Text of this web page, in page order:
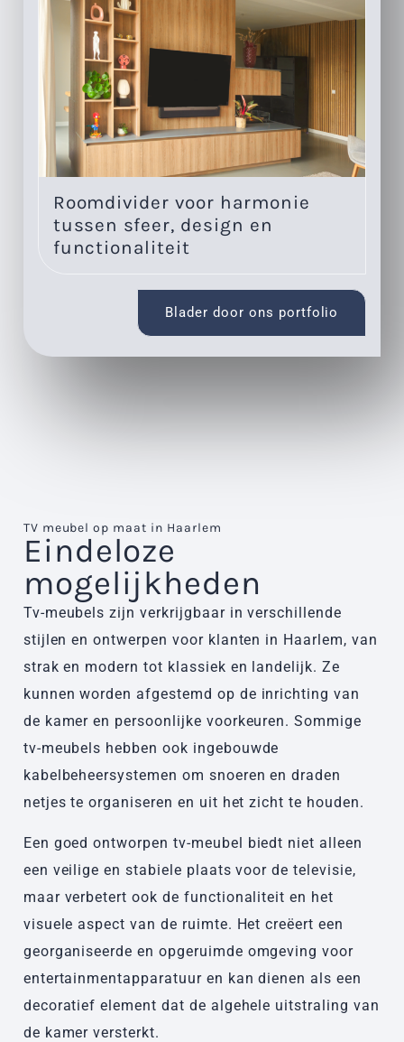
Roomdivider voor harmonie
tussen sfeer, design en
functionaliteit
Blader door ons portfolio
TV meubel op maat in Haarlem
Eindeloze
mogelijkheden
Tv-meubels zijn verkrijgbaar in verschillende
stijlen en ontwerpen voor klanten in Haarlem, van
strak en modern tot klassiek en landelijk. Ze
kunnen worden afgestemd op de inrichting van
de kamer en persoonlijke voorkeuren. Sommige
tv-meubels hebben ook ingebouwde
kabelbeheersystemen om snoeren en draden
netjes te organiseren en uit het zicht te houden.
Een goed ontworpen tv-meubel biedt niet alleen
een veilige en stabiele plaats voor de televisie,
maar verbetert ook de functionaliteit en het
visuele aspect van de ruimte. Het creëert een
georganiseerde en opgeruimde omgeving voor
entertainmentapparatuur en kan dienen als een
decoratief element dat de algehele uitstraling van
de kamer versterkt.